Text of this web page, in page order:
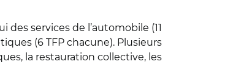
des services de l’automobile (11
(6 TFP chacune). Plusieurs
la restauration collective, les